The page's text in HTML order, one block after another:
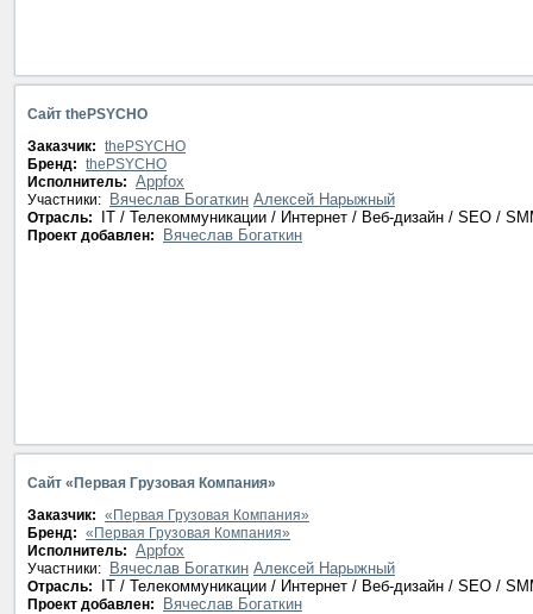
Сайт thePSYCHO
Заказчик: thePSYCHO
Бренд: thePSYCHO
Исполнитель: Appfox
Участники: Вячеслав Богаткин Алексей Нарыжный
Отрасль: IT / Телекоммуникации / Интернет / Веб-дизайн / SEO /
Проект добавлен: Вячеслав Богаткин
Сайт «Первая Грузовая Компания»
Заказчик: «Первая Грузовая Компания»
Бренд: «Первая Грузовая Компания»
Исполнитель: Appfox
Участники: Вячеслав Богаткин Алексей Нарыжный
Отрасль: IT / Телекоммуникации / Интернет / Веб-дизайн / SEO /
Проект добавлен: Вячеслав Богаткин